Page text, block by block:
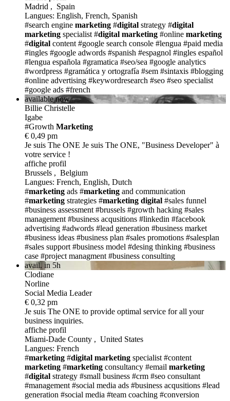
Madrid , Spain
Langues: English, French, Spanish
#search engine marketing #digital strategy #digital
marketing specialist #digital marketing #online marketing
#digital content #google search console #lengua #paid media
#ingles #google adwords #spanish #espagnol #ingles español
#lengua española #gramatica #seo/sea #google analytics
#wordpress #gramática y ortografía #sem #sintaxis #blogging
#online advertising #keywordresearch #seo #seo specialist
#google ads #french
available now
Billie Christelle
Igabe
#Growth Marketing
€ 0,49 pm
Je suis The ONE Je suis The ONE, "Business Developer" à
votre service !
affiche profil
Brussels , Belgium
Langues: French, English, Dutch
#marketing ads #marketing and communication
#marketing strategies #marketing digital #sales funnel
#business assessment #brussels #growth hacking #sales
management #business acqusitions #linkedin #facebook
advertising #adwords #lead generation #business market
#business ideas #business plan #sales promotions #salesplan
#sales support #business model #desing thinking #business
case #project managment #business consulting
avail. in 5h
Clodiane
Norline
Social Media Leader
€ 0,32 pm
Je suis The ONE to provide optimal service for all your
business inquiries.
affiche profil
Miami-Dade County , United States
Langues: French
#marketing #digital marketing specialist #content
marketing #marketing consultancy #email marketing
#digital strategy #small business #crm #seo consultant
#management #social media ads #business acqusitions #lead
generation #social media #team coaching #conversion